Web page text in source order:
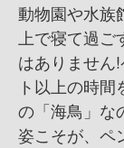
動物園や水族
上で寝て過ご
はありません
ト以上の時
の「海鳥」な
姿こそが、ペ